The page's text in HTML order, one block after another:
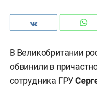
В Великобритании
обвинили в
сотрудника ГРУ